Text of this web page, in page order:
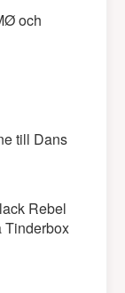
och
till Dans
Rebel
Tinderbox